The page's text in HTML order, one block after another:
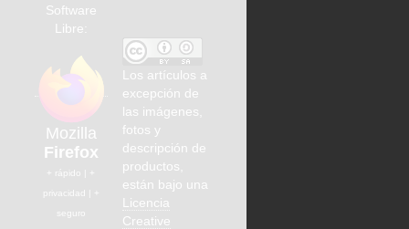
Software
Libre:
Mozilla
Firefox
+ rápido | +
privacidad | +
seguro
Los artículos a
excepción de
las imágenes,
fotos y
descripción de
productos,
están bajo una
Licencia
Creative